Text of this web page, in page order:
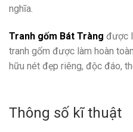
nghĩa.
Tranh gốm Bát Tràng được
tranh gốm được làm hoàn
hữu nét đẹp riêng, độc đáo,
Thông số kĩ thuật